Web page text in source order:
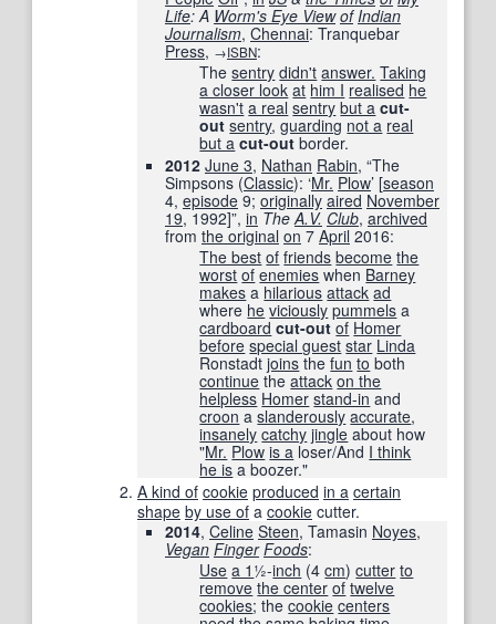
Life: A Worm's Eye View of Indian
Journalism, Chennai: Tranquebar
Press, →ISBN:
Thesentry didn't answer. Taking
a closer look at him I realised he
wasn't a real sentry but a cut-
out sentry,guarding not a real
but a cut-out border.
2012 June 3, Nathan Rabin, “The
Simpsons (Classic): ‘Mr. Plow’ [season
4, episode 9; originally aired November
19, 1992]”, in TheA.V. Club‎, archived
from the original on 7 April 2016:
The best of friends become the
worst of enemies when Barney
makes a hilarious attack ad
where he viciously pummels a
cardboard cut-out of Homer
before special guest star Linda
Ronstadtjoins thefun to both
continue theattack on the
helpless Homer stand-in and
croon aslanderously accurate,
insanely catchy jingle about how
"Mr. Plow is a loser/And I think
he is a boozer."
A kind of cookie produced in a certain
shape by use of a cookie cutter.
2014, Celine Steen, Tamasin Noyes,
Vegan Finger Foods:
Use a 1 ½-inch (4cm)cutter to
remove the center of twelve
cookies; thecookie centers